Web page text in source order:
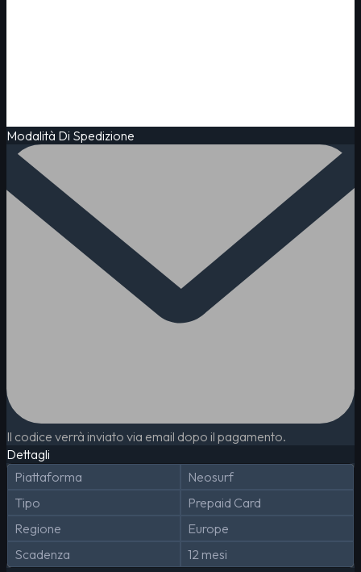
Modalità Di Spedizione
Il codice verrà inviato via email dopo il pagamento.
Dettagli
Piattaforma
Neosurf
Tipo
Prepaid Card
Regione
Europe
Scadenza
12 mesi